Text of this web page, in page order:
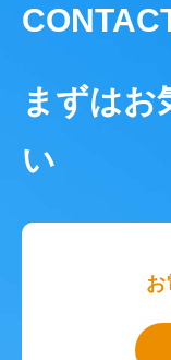
まずはお
い
お